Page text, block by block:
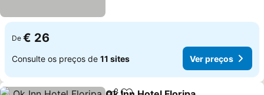
De € 26
Consulte os preços de 11 sites Ver preços